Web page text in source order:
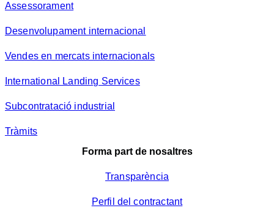
Assessorament
Desenvolupament internacional
Vendes en mercats internacionals
International Landing Services
Subcontratació industrial
Tràmits
Forma part de nosaltres
Transparència
Perfil del contractant